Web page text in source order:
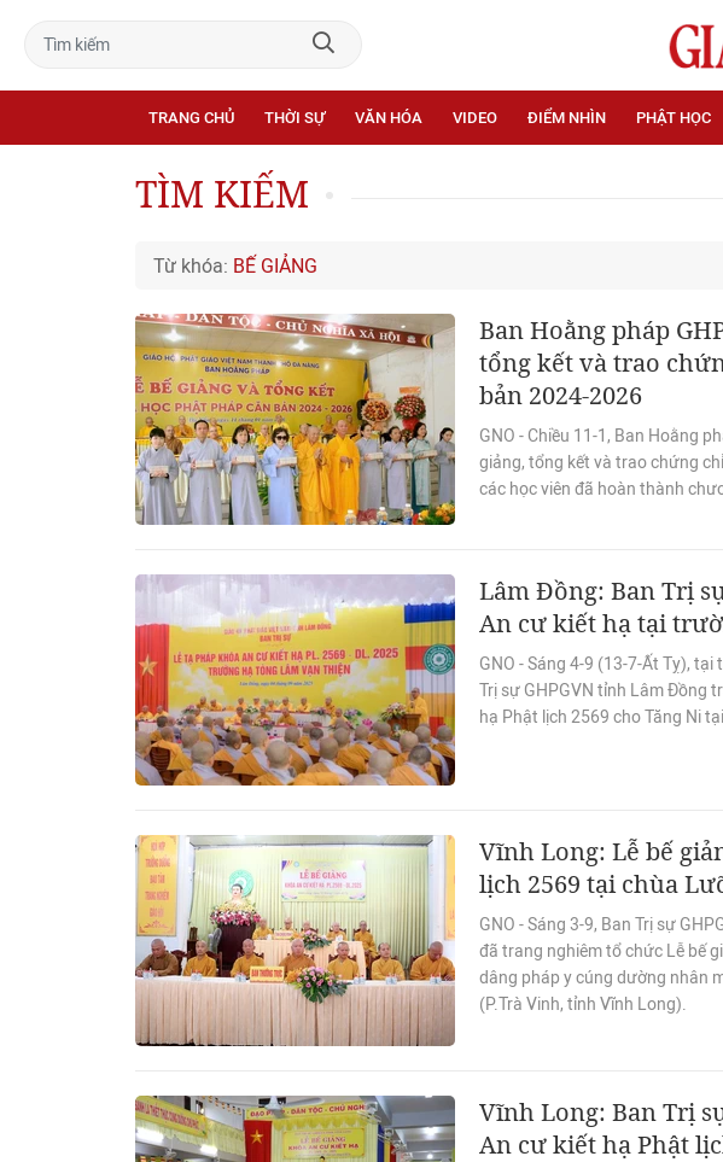
TRANG CHỦ THỜI SỰ VĂN HÓA VIDEO ĐIỂM NHÌN PHẬT HỌC
TÌM KIẾM
Từ khóa: BẾ GIẢNG
Ban Hoằng pháp
tổng kết và trao
bản 2024-2026
GNO - Chiều 11-1, Ban Hoằng
giảng, tổng kết và trao chứng
các học viên đã hoàn thành
Lâm Đồng: Ban Trị
An cư kiết hạ tại
GNO - Sáng 4-9 (13-7-Ất Tỵ),
Trị sự GHPGVN tỉnh Lâm Đồng
hạ Phật lịch 2569 cho Tăng Ni
Vĩnh Long: Lễ bế
lịch 2569 tại chùa
GNO - Sáng 3-9, Ban Trị sự
đã trang nghiêm tổ chức Lễ bế
dâng pháp y cúng dường nhân
(P.Trà Vinh, tỉnh Vĩnh Long).
Vĩnh Long: Ban Trị
An cư kiết hạ Phật